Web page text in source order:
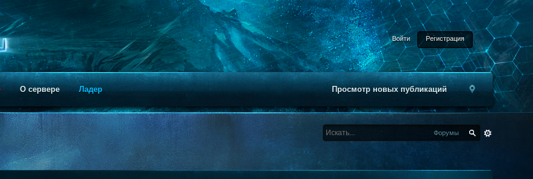
Войти Регистрация
Просмотр новых публикаций
О сервере Ладер
Форумы